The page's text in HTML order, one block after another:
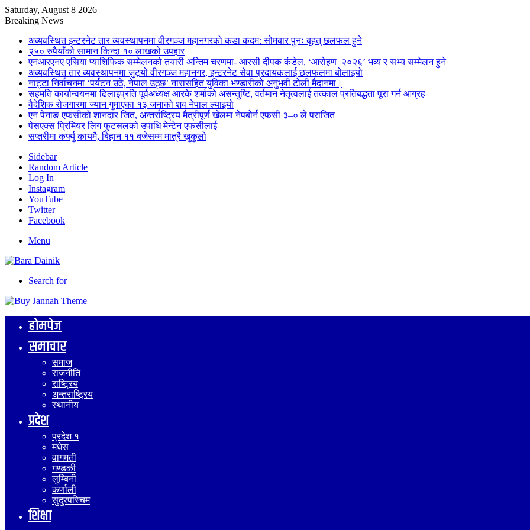
Saturday, August 8 2026
Breaking News
अव्यवस्थित इन्टरनेट तार व्यवस्थापनमा वीरगञ्ज महानगरको कडा कदम: सोमबार पुनः बृहत् छलफल हुने
२५० रुपैयाँको सामान किन्दा १० लाखको उपहार
एनआरएनए एसिया प्याशिफिक सम्मेलनको तयारी अन्तिम चरणमा- आरसी दीपक कंडेल, ‘आरोहण–२०२६’ भव्य र सभ्य सम्मेलन हुने
अव्यवस्थित तार व्यवस्थापनमा जुट्यो वीरगञ्ज महानगर, इन्टरनेट सेवा प्रदायकलाई छलफलमा बोलाइयो
नाट्टा निर्वाचनमा ‘पर्यटन उठे, नेपाल उठ्छ’ नारासहित युविका भण्डारीको अनुभवी टोली मैदानमा।
सहमति कार्यान्वयनमा ढिलाइप्रति पूर्वअध्यक्ष आरके शर्माको असन्तुष्टि, वर्तमान नेतृत्वलाई तत्काल प्रतिबद्धता पूरा गर्न आग्रह
वैदेशिक रोजगारमा ज्यान गुमाएका १३ जनाको शव नेपाल ल्याइयो
एन पेनाङ एफसीको शानदार जित, अन्तर्राष्ट्रिय मैत्रीपूर्ण खेलमा नेपबोर्न एफसी ३–० ले पराजित
पेसएक्स प्रिमियर लिग फुटसलको उपाधि मेन्टेन एफसीलाई
सप्तरीमा कर्फ्यु कायमै, बिहान ११ बजेसम्म मात्रै खुकुलो
Sidebar
Random Article
Log In
Instagram
YouTube
Twitter
Facebook
Menu
Search for
होमपेज
समाचार
समाज
राजनीति
राष्ट्रिय
अन्तराष्ट्रिय
स्थानीय
प्रदेश
प्रदेश १
मधेस
वागमती
गण्डकी
लुम्बिनी
कर्णाली
सुदुरपस्चिम
शिक्षा